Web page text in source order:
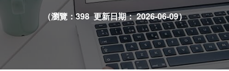
（瀏覽：398 更新日期：2026-06-09）